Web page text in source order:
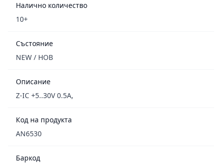
Налично количество
10+
Състояние
NEW / НОВ
Описание
Z-IC +5..30V 0.5A,
Код на продукта
AN6530
Баркод